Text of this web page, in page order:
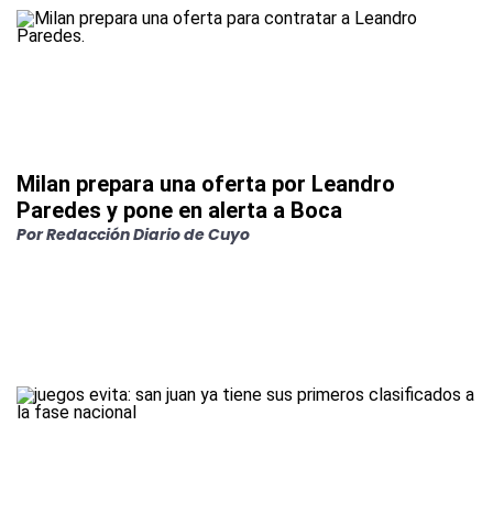
Milan prepara una oferta por Leandro
Paredes y pone en alerta a Boca
PorRedacción Diario de Cuyo